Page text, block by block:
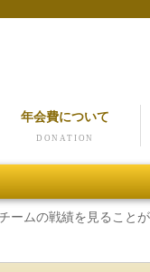
年会費について
DONATION
ムの戦績を見ることが